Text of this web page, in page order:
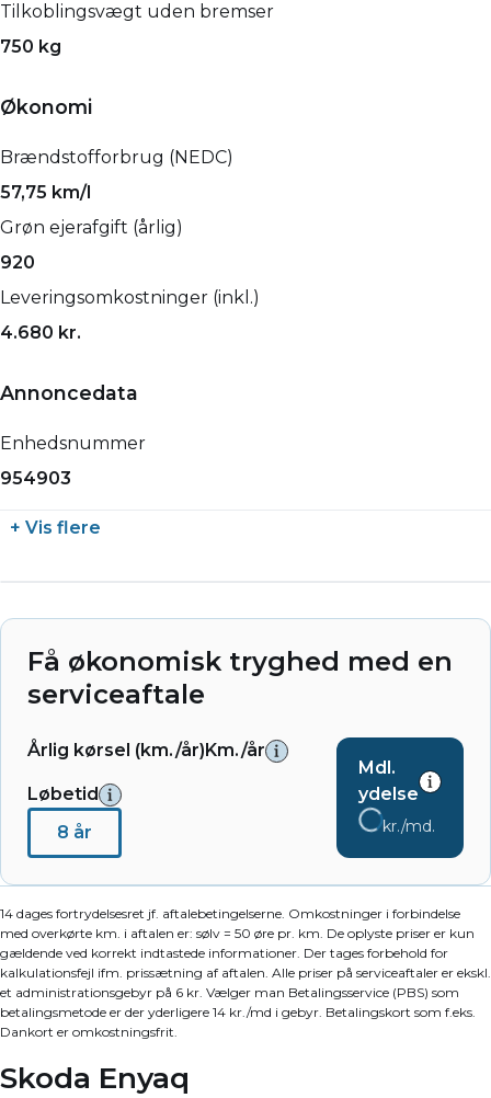
Tilkoblingsvægt uden bremser
750 kg
Økonomi
Brændstofforbrug (NEDC)
57,75 km/l
Grøn ejerafgift (årlig)
920
Leveringsomkostninger (inkl.)
4.680 kr.
Annoncedata
Enhedsnummer
954903
+ Vis flere
Få økonomisk tryghed med en
serviceaftale
Årlig kørsel (km./år)Km./år
Løbetid
8 år
Mdl.
ydelse
kr./md.
14 dages fortrydelsesret jf. aftalebetingelserne. Omkostninger i forbindelse
med overkørte km. i aftalen er: sølv = 50 øre pr. km. De oplyste priser er kun
gældende ved korrekt indtastede informationer. Der tages forbehold for
kalkulationsfejl ifm. prissætning af aftalen. Alle priser på serviceaftaler er ekskl.
et administrationsgebyr på 6 kr. Vælger man Betalingsservice (PBS) som
betalingsmetode er der yderligere 14 kr./md i gebyr. Betalingskort som f.eks.
Dankort er omkostningsfrit.
Skoda Enyaq